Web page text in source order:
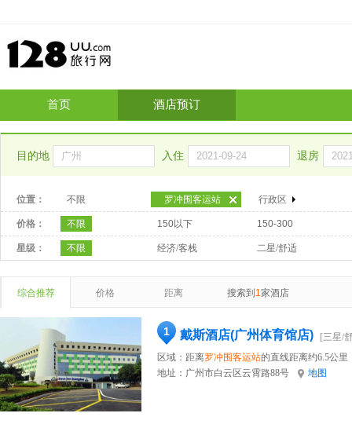
首页 酒店预订
目的地 入住 退房
位置： 不限 罗冲围客运站 行政区
价格： 不限 150以下 150-300
星级： 不限 经济/客栈 二星/舒适
综合推荐 价格 距离 搜索到 1家酒店
1 戴斯酒店(广州体育馆店)
[三星/
区域：距离罗冲围客运站的直线距离约6.5公里
地址： 广州市白云区云霄路88号 地图